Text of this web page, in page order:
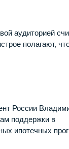
аудиторией
полагают,
России
поддержки в
ипотечных